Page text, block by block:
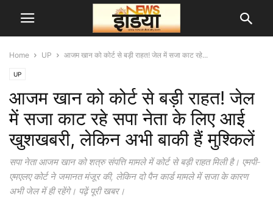
Home UP आजम खान को कोर्ट से बड़ी राहत! जेल में सजा काट रहे...
UP
आजम खान को कोर्ट से बड़ी राहत! जेल
में सजा काट रहे सपा नेता के लिए आई
खुशखबरी, लेकिन अभी बाकी हैं मुश्किलें
सपा नेता आजम खान को शत्रु संपत्ति मामले में कोर्ट से बड़ी राहत मिली है। एमपी-
एमएलए कोर्ट ने जमानत मंजूर की, लेकिन दो पैन कार्ड मामले में सजा के कारण
अभी जेल में ही रहेंगे। पढ़ें पूरी खबर।